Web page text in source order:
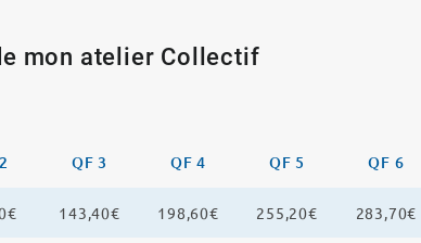
mon atelier Collectif
QF 3 QF 4 QF 5 QF 6
143,40€ 198,60€ 255,20€ 283,70€